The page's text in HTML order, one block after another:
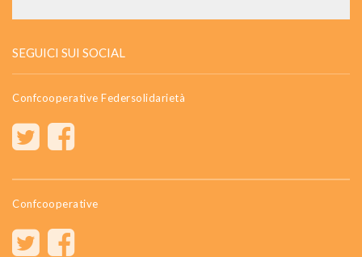
SEGUICI SUI SOCIAL
Confcooperative Federsolidarietà
Confcooperative